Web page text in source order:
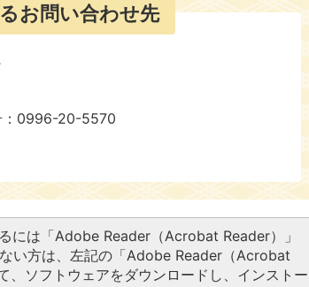
お問い合わせ先
：0996-20-5570
には「Adobe Reader（Acrobat Reader）」
い方は、左記の「Adobe Reader（Acrobat
、ソフトウェアをダウンロードし、インストー